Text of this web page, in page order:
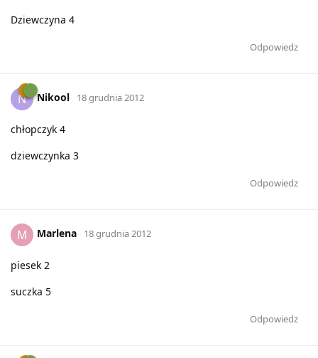
Dziewczyna 4
Odpowiedz
N Nikool 18 grudnia 2012
chłopczyk 4
dziewczynka 3
Odpowiedz
M Marlena 18 grudnia 2012
piesek 2
suczka 5
Odpowiedz